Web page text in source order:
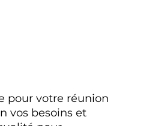
pour votre réunion
vos besoins et